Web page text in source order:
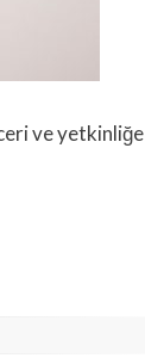
ve yetkinliğe